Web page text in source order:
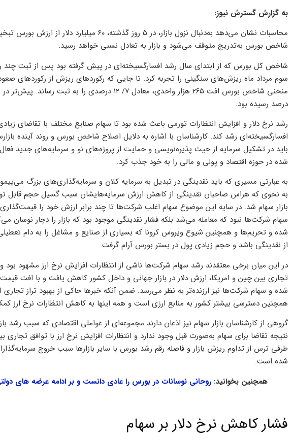
به گزارش گسترش نیوز:
محاسبات نشان می‌دهد به‌دنبال نزول بازار، در ۵ روز
شاخص بورس به‌تدریج متوقف می‌شود و بازار به تعادل نسبی خواهد رسید.
شاخص کل بورس که از ابتدای سال رشد افسارگسیخته‌ای در پیش گرفته بود پس از ثبت چند
سوم مرداد ماه ریزش‌های سنگینی را تجربه کرد. تا جایی که رکوردهای ریزش از رکورد‌های
درصد رسیده بود.
رشد نرخ دلار و افزایش انتظارات تورمی باعث شده بود تا سهام صنایع مختلف با تقاضای
افسار‌گسیخته‌ای رشد کند. کارشناسان با اشاره به دلایل اصلاح شاخص بورس و روند آینده
باید در تشکیل سرمایه از حیث پذیره‌نویسی و حمایت از پروژه‌های نو و سرمایه‌های جدید فعال
شده در حوزه اقتصاد و پولی و مالی را به خود جذب کرد.
به عبارتی مسیری که باید نقدینگی در تبدیل به سرمایه کلان و سرمایه‌گذاری‌های بزرگ
به نحوی که هراس صاحبان نقدینگی از کاهش ارزش سرمایه‌هایشان سبب گسیل حجم قابل
بازار سهام شد. در سایه این موضوع سهام اغلب شرکت‌ها تا چند برابر ارزش خود را
سهام شرکت‌ها نبود که معامله می‌شد بلکه فشار نقدینگی موجود بود که بازار را دچار نوسان
شده و تحریم‌ها و همچنین شیوع ویروس کرونا که بسیاری از صنایع و مشاغل را به دام
از نقدینگی باشد و حجم زیادی پول در بستر بورس آرام گرفت.
در این میان برخی معتقدند رشد سهام شرکت‌ها ناشی از انتظارات افزایش نرخ ارز مشهود بود
تجاری بین چین و امریکا، ارزش دلار در بازار جهانی و داخل کشور کاهش یافت و با افت
شده و سهام شرکت‌ها نیز ارزنده‌تر به نظر می‌رسد. ضمن آنکه خبر‌ها حاکی از بهبود تراز
همچنین دسترسی بیشتر کشور به منابع ارزی است و همه اینها به کاهش انتظارات نرخ ارز
گروهی از کارشناسان بازار سهام نیز اذعان دارند مجموعه‌ای از عواملی اقتصادی که سبب رشد
نتیجه تقاضا برای سهام به‌صورت قبل وجود ندارد و انتظارات افزایش نرخ ارز با توافق
طرفی ترس از تداوم ریزش بازار و فاصله رقم رشد بورس با سایر بازار‌ها سبب خروج
شده است.
همچنین بخوانید: روحانی نوسانات در بورس را عادی دانست و بر ادامه عرضه های
فشار کاهش نرخ دلار بر سهام